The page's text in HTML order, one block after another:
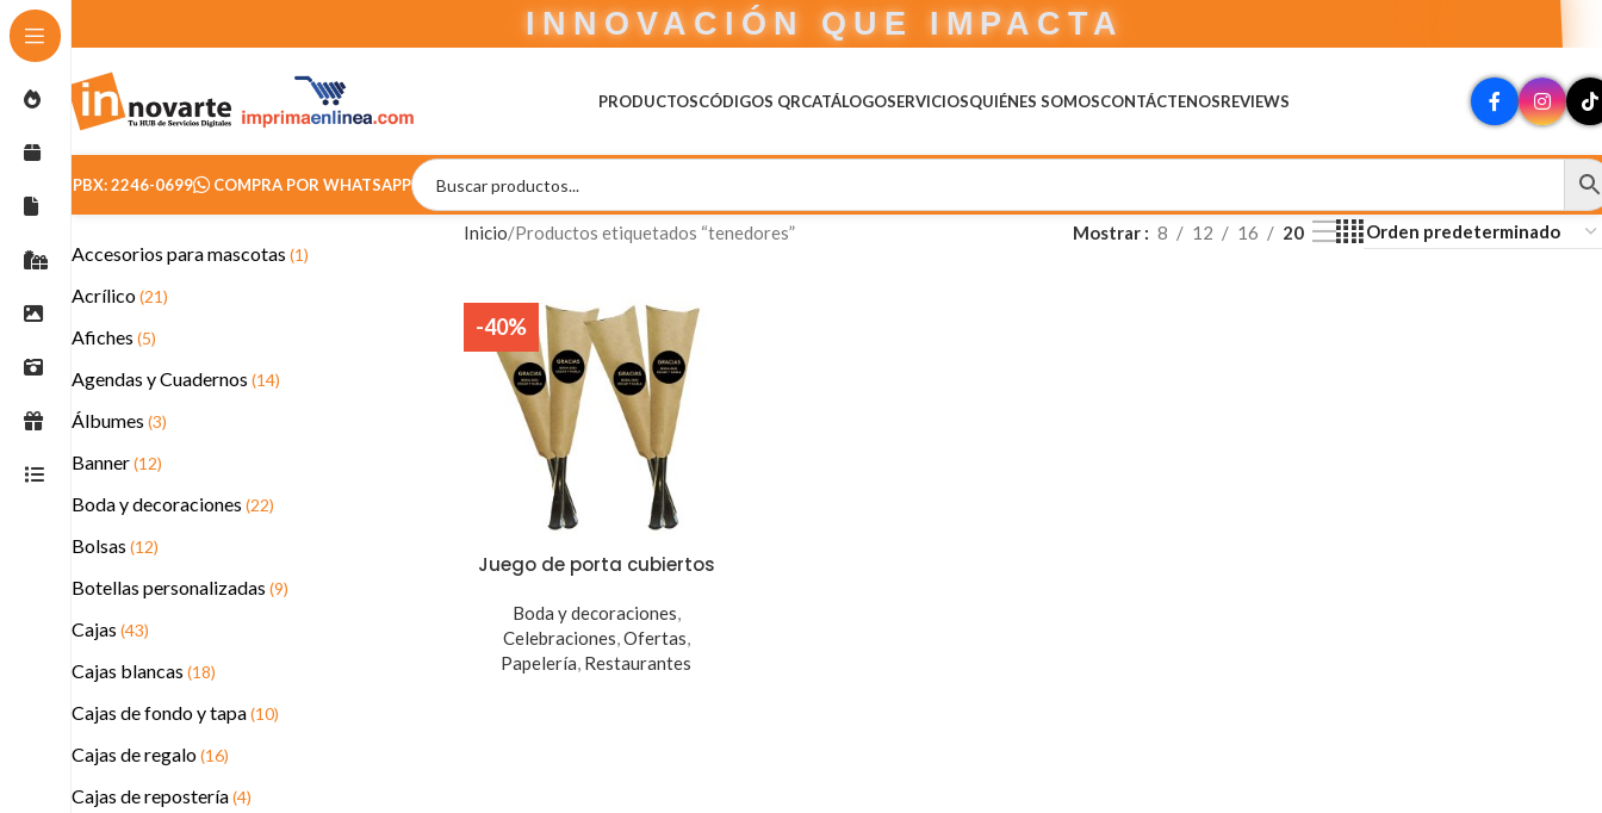
INNOVACIÓN QUE IMPACTA
PRODUCTOSCÓDIGOS QRCATÁLOGOSERVICIOSQUIÉNES SOMOSCONTÁCTENOSREVIEWS
PBX: 2246-0699 COMPRA POR WHATSAPP
Accesorios para mascotas (1)
Acrílico(21)
Afiches (5)
Agendas y Cuadernos (14)
Álbumes (3)
Banner(12)
Boda y decoraciones (22)
Bolsas (12)
Botellas personalizadas (9)
Cajas (43)
Cajas blancas (18)
Cajas de fondo y tapa(10)
Cajas de regalo(16)
Cajas de repostería(4)
Inicio Productos etiquetados “tenedores” Mostrar 8 12 16 20
-40%
Juego de porta cubiertos
Boda y decoraciones,
Celebraciones,Ofertas,
Papelería, Restaurantes